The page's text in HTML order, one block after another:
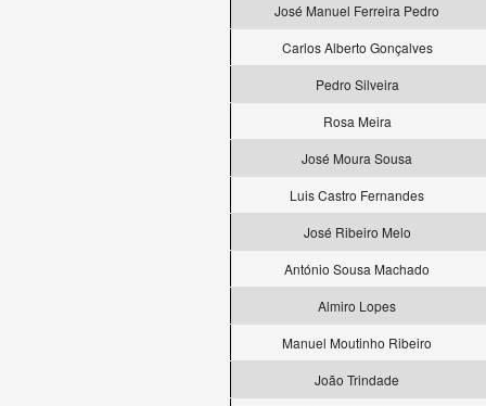
José Manuel Ferreira Pedro
Carlos Alberto Gonçalves
Pedro Silveira
Rosa Meira
José Moura Sousa
Luis Castro Fernandes
José Ribeiro Melo
António Sousa Machado
Almiro Lopes
Manuel Moutinho Ribeiro
João Trindade